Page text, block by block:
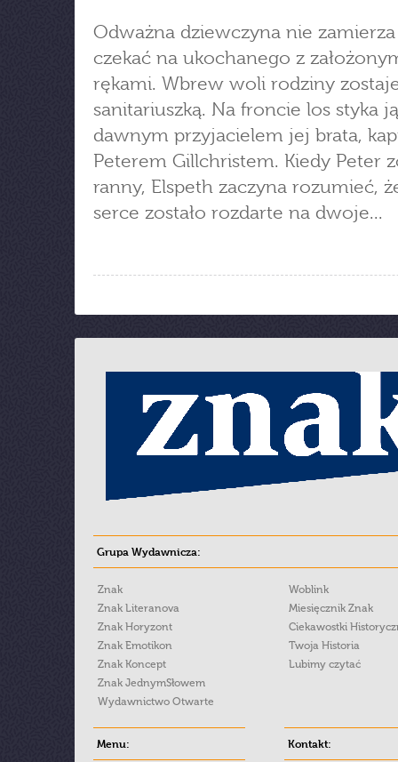
Odważna dziewczyna nie
czekać na ukochanego z
rękami. Wbrew woli rodziny
sanitariuszką. Na froncie los styka
dawnym przyjacielem jej brata,
Peterem Gillchristem. Kiedy Peter
ranny, Elspeth zaczyna rozumieć,
serce zostało rozdarte na dwoje...
Grupa Wydawnicza:
Znak
Znak Literanova
Znak Horyzont
Znak Emotikon
Znak Koncept
Znak JednymSłowem
Wydawnictwo Otwarte
Woblink
Miesięcznik Znak
Ciekawostki
Twoja Historia
Lubimy czytać
Menu: Kontakt: